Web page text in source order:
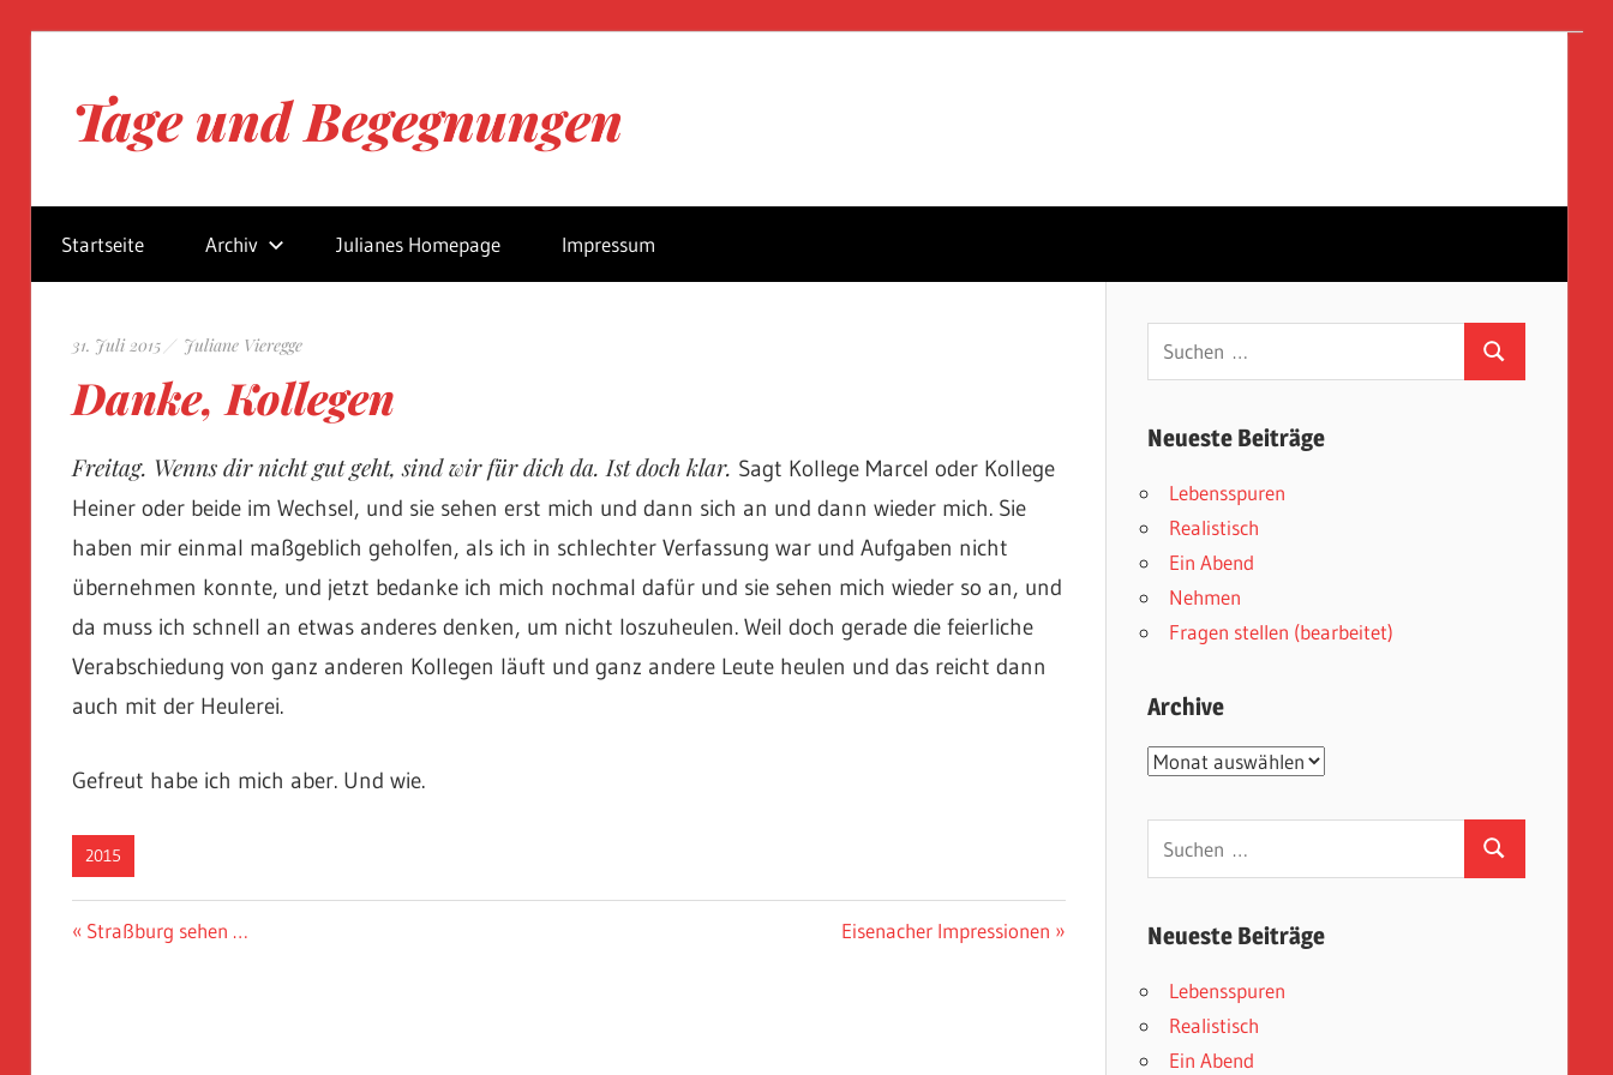
springenTage und Begegnungen
von
Juliane
Vieregge
Startseite Archiv Julianes Homepage Impressum
31. Juli 2015 Juliane Vieregge
Danke, Kollegen
Freitag. Wenns dir nicht gut geht, sind wir für dich da. Ist doch klar. Sagt Kollege Marcel oder Kollege
Heiner oder beide im Wechsel, und sie sehen erst mich und dann sich an und dann wieder mich. Sie
haben mir einmal maßgeblich geholfen, als ich in schlechter Verfassung war und Aufgaben nicht
übernehmen konnte, und jetzt bedanke ich mich nochmal dafür und sie sehen mich wieder so an, und
da muss ich schnell an etwas anderes denken, um nicht loszuheulen. Weil doch gerade die feierliche
Verabschiedung von ganz anderen Kollegen läuft und ganz andere Leute heulen und das reicht dann
auch mit der Heulerei.
Gefreut habe ich mich aber. Und wie.
2015
Beitragsnavigation
Vorheriger
Straßburg sehen …
Nächster
Eisenacher Impressionen
Suchen
nach:
Suchen
Neueste Beiträge
Lebensspuren
Realistisch
Ein Abend
Nehmen
Fragen stellen (bearbeitet)
Archive
Archive
Suchen
Neueste Beiträge
Lebensspuren
Realistisch
Ein Abend